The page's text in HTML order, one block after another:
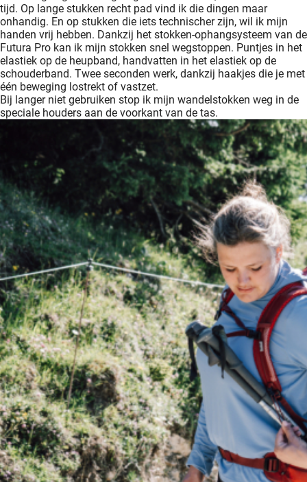
tijd. Op lange stukken recht pad vind ik die dingen maar
onhandig. En op stukken die iets technischer zijn, wil ik mijn
handen vrij hebben. Dankzij het stokken-ophangsysteem van de
Futura Pro kan ik mijn stokken snel wegstoppen. Puntjes in het
elastiek op de heupband, handvatten in het elastiek op de
schouderband. Twee seconden werk, dankzij haakjes die je met
één beweging lostrekt of vastzet.
Bij langer niet gebruiken stop ik mijn wandelstokken weg in de
speciale houders aan de voorkant van de tas.